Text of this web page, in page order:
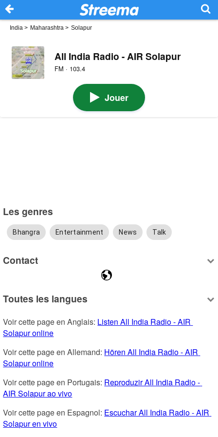
India > Maharashtra > Solapur
All India Radio - AIR Solapur
FM · 103.4
Jouer
Les genres
Bhangra Entertainment News Talk
Contact
Toutes les langues
Voir cette page en Anglais: Listen All India Radio - AIR
Solapur online
Voir cette page en Allemand: Hören All India Radio - AIR
Solapur online
Voir cette page en Portugais: Reproduzir All India Radio -
AIR Solapur ao vivo
Voir cette page en Espagnol: Escuchar All India Radio - AIR
Solapur en vivo